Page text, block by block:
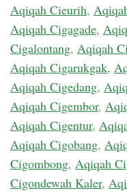
Aqiqah Cieurih,
Aqiqah Cigagade,
Cigalontang, Aqiqah
Aqiqah Cigarukgak,
Aqiqah Cigedang,
Aqiqah Cigembor,
Aqiqah Cigentur,
Aqiqah Cigobang,
Cigombong, Aqiqah
Cigondewah Kaler,